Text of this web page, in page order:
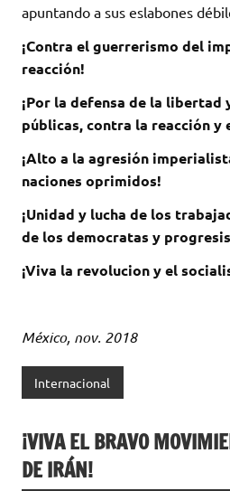
apuntando a sus eslabones
¡Contra el guerrerismo del
reacción!
¡Por la defensa de la libertad
públicas, contra la reacción y
¡Alto a la agresión
naciones oprimidos!
¡Unidad y lucha de los
de los democratas y
¡Viva la revolucion y el
México, nov. 2018
Internacional
¡VIVA EL BRAVO
DE IRÁN!